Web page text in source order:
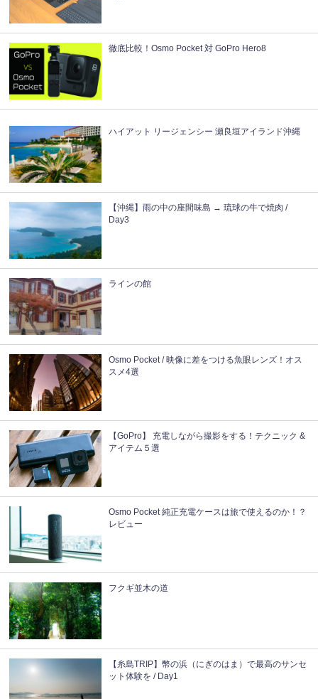
徹底比較！Osmo Pocket 対 GoPro Hero8
ハイアット リージェンシー 瀬良垣アイランド沖縄
【沖縄】雨の中の座間味島 → 琉球の牛で焼肉 /
Day3
ラインの館
Osmo Pocket / 映像に差をつける魚眼レンズ！オス
スメ4選
【GoPro】 充電しながら撮影をする！テクニック &
アイテム５選
Osmo Pocket 純正充電ケースは旅で使えるのか！？
レビュー
フクギ並木の道
【糸島TRIP】幣の浜（にぎのはま）で最高のサンセ
ット体験を / Day1